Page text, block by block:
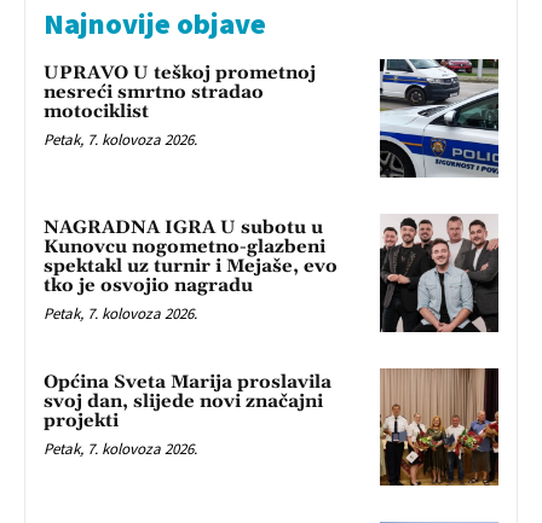
Najnovije objave
UPRAVO U teškoj prometnoj
nesreći smrtno stradao
motociklist
Petak, 7. kolovoza 2026.
NAGRADNA IGRA U subotu u
Kunovcu nogometno-glazbeni
spektakl uz turnir i Mejaše, evo
tko je osvojio nagradu
Petak, 7. kolovoza 2026.
Općina Sveta Marija proslavila
svoj dan, slijede novi značajni
projekti
Petak, 7. kolovoza 2026.